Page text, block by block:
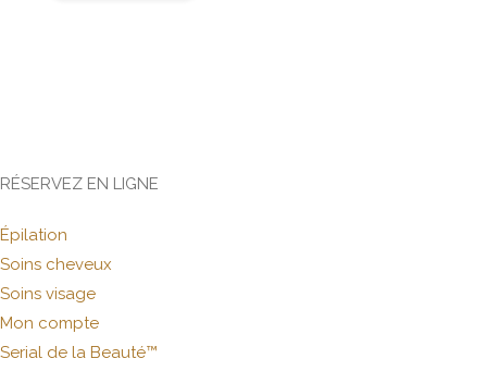
RÉSERVEZ EN LIGNE
Épilation
Soins cheveux
Soins visage
Mon compte
Serial de la Beauté™